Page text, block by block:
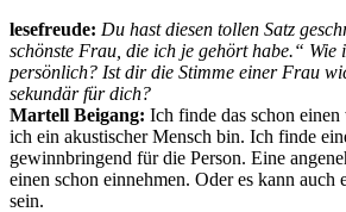
lesefreude: Du hast diesen tollen Satz
schönste Frau, die ich je gehört habe.“ Wie
persönlich? Ist dir die Stimme einer Frau
sekundär für dich?
Martell Beigang: Ich finde das schon
ich ein akustischer Mensch bin. Ich finde
gewinnbringend für die Person. Eine
einen schon einnehmen. Oder es kann auch
sein.